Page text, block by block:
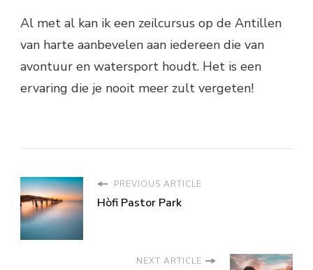
Al met al kan ik een zeilcursus op de Antillen
van harte aanbevelen aan iedereen die van
avontuur en watersport houdt. Het is een
ervaring die je nooit meer zult vergeten!
PREVIOUS ARTICLE
Hòfi Pastor Park
NEXT ARTICLE